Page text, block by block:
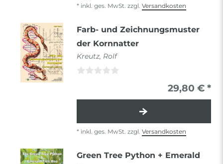
* inkl. ges. MwSt. zzgl. Versandkosten
Farb- und Zeichnungsmuster
der Kornnatter
Kreutz, Rolf
29,80 € *
* inkl. ges. MwSt. zzgl. Versandkosten
Green Tree Python + Emerald